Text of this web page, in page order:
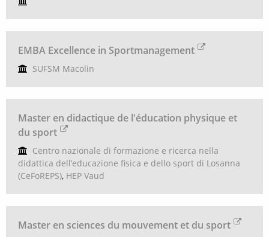
EMBA Excellence in Sportmanagement
SUFSM Macolin
Master en didactique de l'éducation physique et
du sport
Centro nazionale di formazione e ricerca nella
didattica dell’educazione fisica e dello sport di Losanna
(CeFoREPS), HEP Vaud
Master en sciences du mouvement et du sport